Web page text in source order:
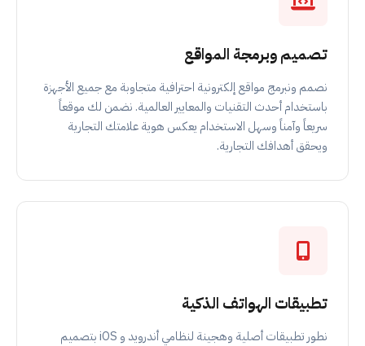
تصميم وبرمجة المواقع
نصمم ونبرمج مواقع إلكترونية احترافية متجاوبة مع جميع الأجهزة
باستخدام أحدث التقنيات والمعايير العالمية. نضمن لك موقعاً
سريعاً وآمناً وسهل الاستخدام يعكس هوية علامتك التجارية
ويحقق أهدافك التجارية.
تطبيقات الهواتف الذكية
نطور تطبيقات أصلية وهجينة لنظامي أندرويد و iOS بتصميم